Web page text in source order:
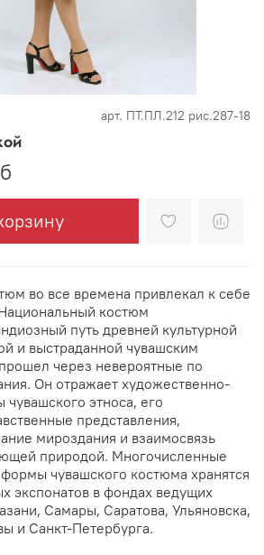
арт. ПТ.ПЛ.212 рис.287-18
во все времена привлекал к себе
костюм
путь древней культурной
и выстраданной чувашским
через невероятные по
Он отражает художественно-
чувашского этноса, его
представления,
мироздания и взаимосвязь
природой. Многочисленные
чувашского костюма хранятся
экспонатов в фондах ведущих
Самары, Саратова, Ульяновска,
и Санкт-Петербурга.